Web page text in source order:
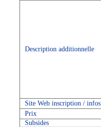
Description additionnelle
Site Web inscription / infos
Prix
Subsides